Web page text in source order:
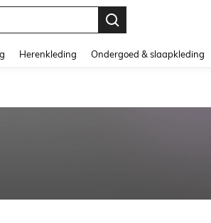
Herenkleding Ondergoed & slaapkleding